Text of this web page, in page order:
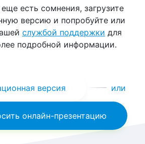
есть сомнения, загрузите
версию и попробуйте или
службой поддержки для
подробной информации.
версия или
онлайн-презентацию